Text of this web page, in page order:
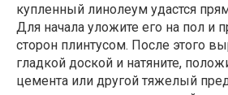
купленный линолеум удастся
Для начала уложите его на пол и
сторон плинтусом. После этого
гладкой доской и натяните,
цемента или другой тяжелый